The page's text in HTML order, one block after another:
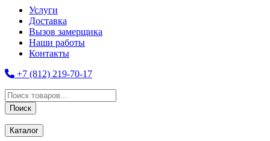
Услуги
Доставка
Вызов замерщика
Наши работы
Контакты
+7 (812) 219-70-17
Поиск
товаров
Поиск
Каталог